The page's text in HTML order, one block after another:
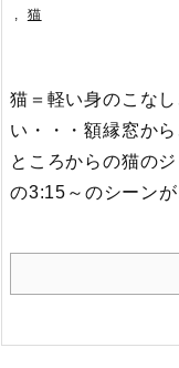
,
猫
猫＝軽い身のこな
い・・・額縁窓か
ところからの猫の
の3:15～のシーンが